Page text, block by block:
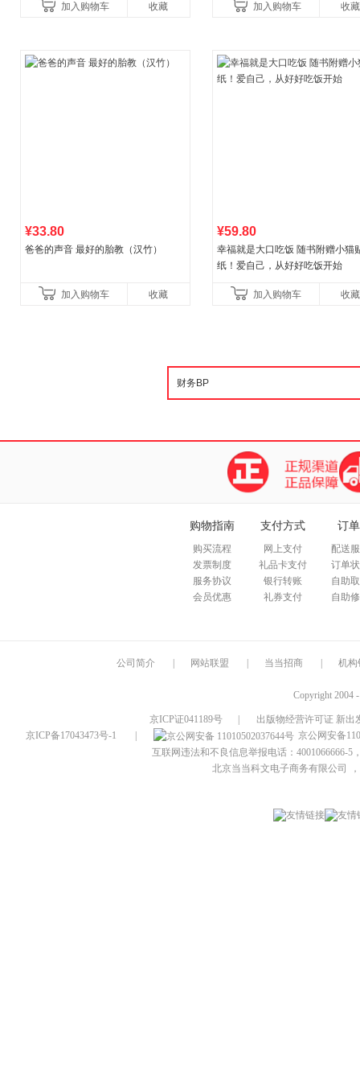
书社最新修订！中学生
加入购物车 收藏 加入购物车 收藏
¥33.80
爸爸的声音 最好的胎教（汉竹）
加入购物车 收藏
¥59.80
幸福就是大口吃饭 随书附赠小猫
纸！爱自己，从好好吃饭开始
加入购物车 收藏
购物指南
购买流程
发票制度
服务协议
会员优惠
支付方式
网上支付
礼品卡支付
银行转账
礼券支付
订
配送
订单
自助
自助
公司简介 网站联盟 当当招商 机构
Copyright 2004
京ICP证041189号
出版物经营许可证 新出
京ICP备17043473号-1
京公网安备
互联网违法和不良信息举报电话：4001066666-5
北京当当科文电子商务有限公司